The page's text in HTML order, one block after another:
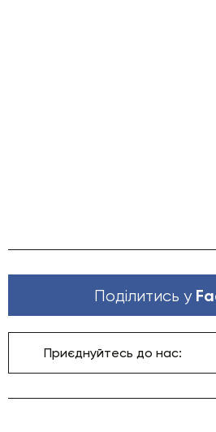
Поділитись у
Приєднуйтесь до нас: